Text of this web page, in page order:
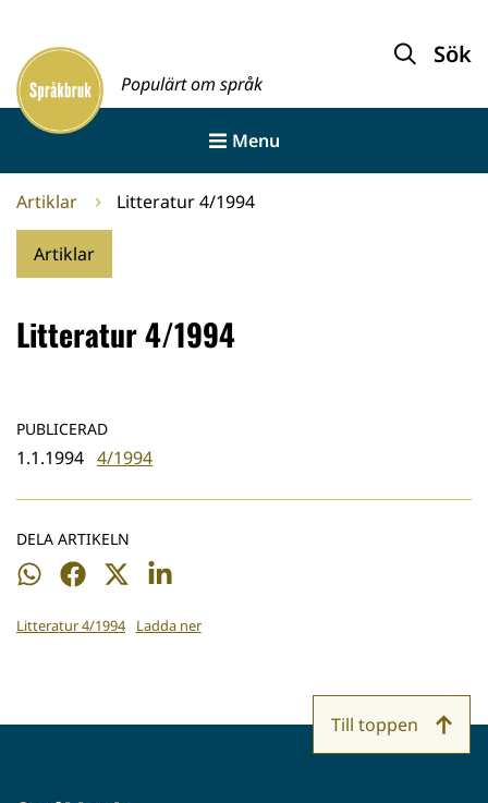
innehållet
Framsida
Populärt om språk
Sök
Menu
Artiklar Litteratur 4/1994
Artiklar
Litteratur 4/1994
PUBLICERAD
1.1.1994 4/1994
DELA ARTIKELN
Dela
WhatsApp
Dela
Facebook
Dela
Twitter
Dela
LinkedIn
Litteratur 4/1994 Ladda ner
Till toppen